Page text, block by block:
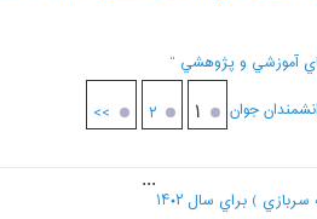
آموزشي و پژوهشي “
جوان
۱ ۲ >>
) براي سال ۱۴۰۲
...